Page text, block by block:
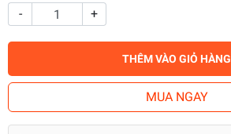
- +
THÊM VÀO GIỎ HÀNG
MUA NGAY